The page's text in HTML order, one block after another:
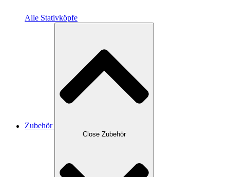
Alle Stativköpfe
Zubehör
Close Zubehör